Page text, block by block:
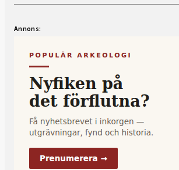
Annons: